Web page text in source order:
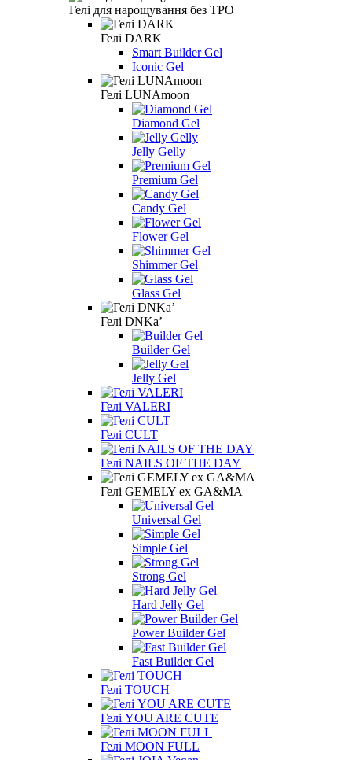
Гелі для нарощування без TPO
Гелі DARK
Smart Builder Gel
Iconic Gel
Гелі LUNAmoon
Diamond Gel
Jelly Gelly
Premium Gel
Candy Gel
Flower Gel
Shimmer Gel
Glass Gel
Гелі DNKa’
Builder Gel
Jelly Gel
Гелі VALERI
Гелі CULT
Гелі NAILS OF THE DAY
Гелі GEMELY ex GA&MA
Universal Gel
Simple Gel
Strong Gel
Hard Jelly Gel
Power Builder Gel
Fast Builder Gel
Гелі TOUCH
Гелі YOU ARE CUTE
Гелі MOON FULL